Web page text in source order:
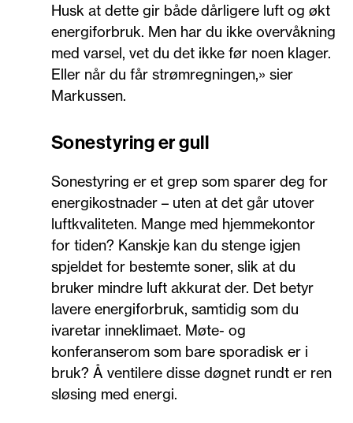
Husk at dette gir både dårligere luft og økt
energiforbruk. Men har du ikke overvåkning
med varsel, vet du det ikke før noen klager.
Eller når du får strømregningen,» sier
Markussen.
Sonestyring er gull
Sonestyring er et grep som sparer deg for
energikostnader – uten at det går utover
luftkvaliteten. Mange med hjemmekontor
for tiden? Kanskje kan du stenge igjen
spjeldet for bestemte soner, slik at du
bruker mindre luft akkurat der. Det betyr
lavere energiforbruk, samtidig som du
ivaretar inneklimaet. Møte- og
konferanserom som bare sporadisk er i
bruk? Å ventilere disse døgnet rundt er ren
sløsing med energi.